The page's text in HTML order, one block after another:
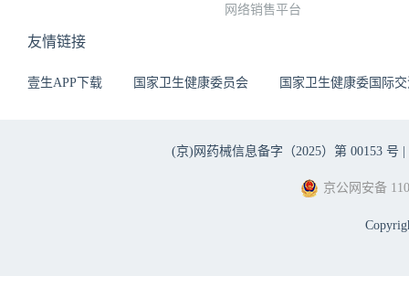
网络销售平台
友情链接
壹生APP下载 国家卫生健康委员会 国家卫生健康委国际
(京)网药械信息备字（2025）第 00153 号 |
京公网安备